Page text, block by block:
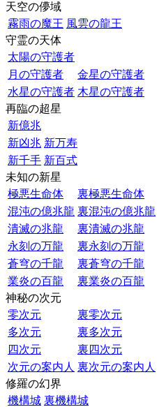
天空の儚域
霧雨の魔王 風雲の龍王
守霊の天体
太陽の守護者
月の守護者
金星の守護者
水星の守護者 木星の守護者
再臨の超星
新億兆
新凶兆 新万寿
新千手 新百式
未知の新星
極悪生命体
裏極悪生命体
混沌の億兆龍 裏混沌の億兆龍
潰滅の兆龍
裏潰滅の兆龍
永刻の万龍
裏永刻の万龍
蒼穹の千龍
裏蒼穹の千龍
業炎の百龍
裏業炎の百龍
神秘の次元
零次元
裏零次元
多次元
裏多次元
四次元
裏四次元
次元の案内人 裏次元の案内人
修羅の幻界
機構城 裏機構城